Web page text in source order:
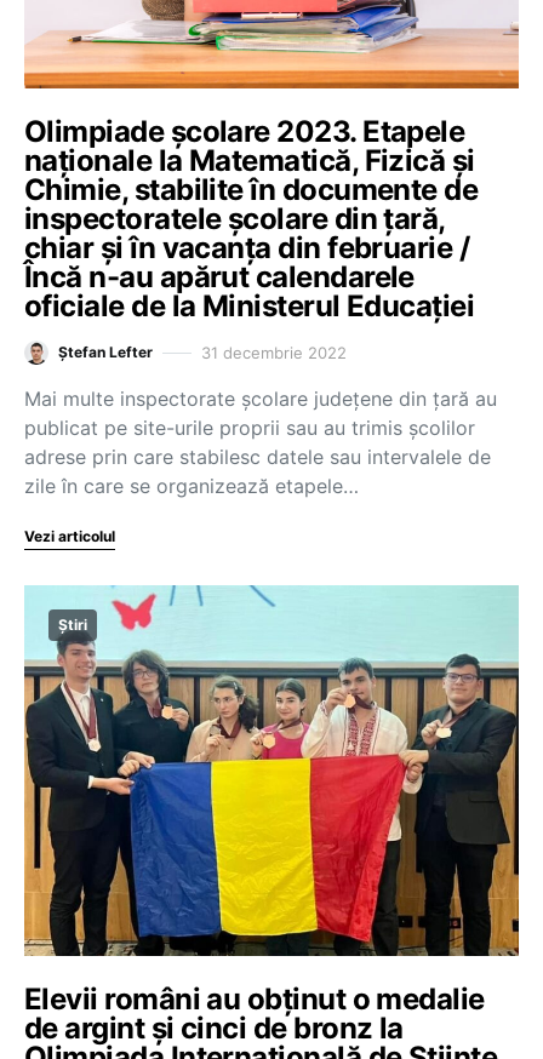
Olimpiade școlare 2023. Etapele
naționale la Matematică, Fizică și
Chimie, stabilite în documente de
inspectoratele școlare din țară,
chiar și în vacanța din februarie /
Încă n-au apărut calendarele
oficiale de la Ministerul Educației
Ștefan Lefter 31 decembrie 2022
Mai multe inspectorate școlare județene din țară au
publicat pe site-urile proprii sau au trimis școlilor
adrese prin care stabilesc datele sau intervalele de
zile în care se organizează etapele…
Vezi articolul
Știri
Elevii români au obținut o medalie
de argint și cinci de bronz la